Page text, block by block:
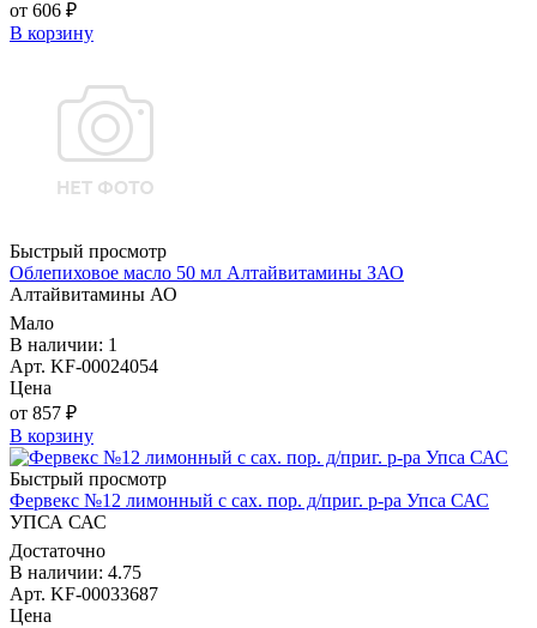
от 606 ₽
В корзину
Быстрый просмотр
Облепиховое масло 50 мл Алтайвитамины ЗАО
Алтайвитамины АО
Мало
В наличии: 1
Арт. KF-00024054
Цена
от 857 ₽
В корзину
Быстрый просмотр
Фервекс №12 лимонный с сах. пор. д/приг. р-ра Упса САС
УПСА САС
Достаточно
В наличии: 4.75
Арт. KF-00033687
Цена